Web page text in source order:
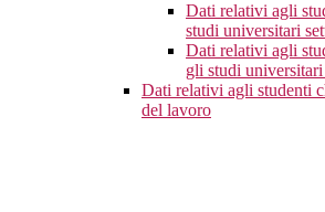
Dati relativi agli
studi universitari
Dati relativi agli
gli studi
Dati relativi agli studenti
del lavoro